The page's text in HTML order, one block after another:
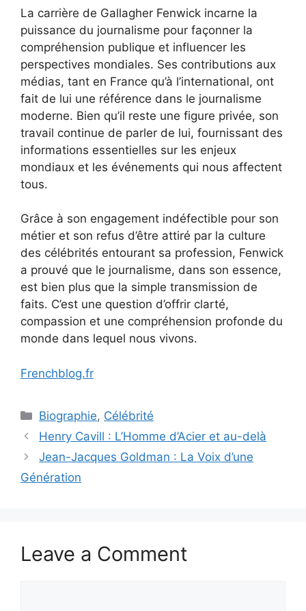
La carrière de Gallagher Fenwick incarne la
puissance du journalisme pour façonner la
compréhension publique et influencer les
perspectives mondiales. Ses contributions aux
médias, tant en France qu’à l’international, ont
fait de lui une référence dans le journalisme
moderne. Bien qu’il reste une figure privée, son
travail continue de parler de lui, fournissant des
informations essentielles sur les enjeux
mondiaux et les événements qui nous affectent
tous.
Grâce à son engagement indéfectible pour son
métier et son refus d’être attiré par la culture
des célébrités entourant sa profession, Fenwick
a prouvé que le journalisme, dans son essence,
est bien plus que la simple transmission de
faits. C’est une question d’offrir clarté,
compassion et une compréhension profonde du
monde dans lequel nous vivons.
Frenchblog.fr
Categories
Biographie, Célébrité
Henry Cavill : L’Homme d’Acier et au-delà
Jean-Jacques Goldman : La Voix d’une
Génération
Leave a Comment